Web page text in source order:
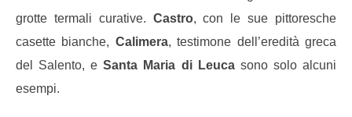
grotte termali curative. Castro, con le sue pittoresche
casette bianche, Calimera, testimone dell’eredità greca
del Salento, eSanta Maria di Leuca sono solo alcuni
esempi.